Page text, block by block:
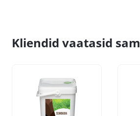
Kliendid vaatasid